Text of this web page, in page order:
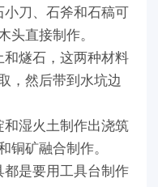
刀、石斧和石稿可
直接制作。
燧石，这两种材料
，然后带到水坑边
湿火土制作出浇筑
矿融合制作。
是要用工具台制作